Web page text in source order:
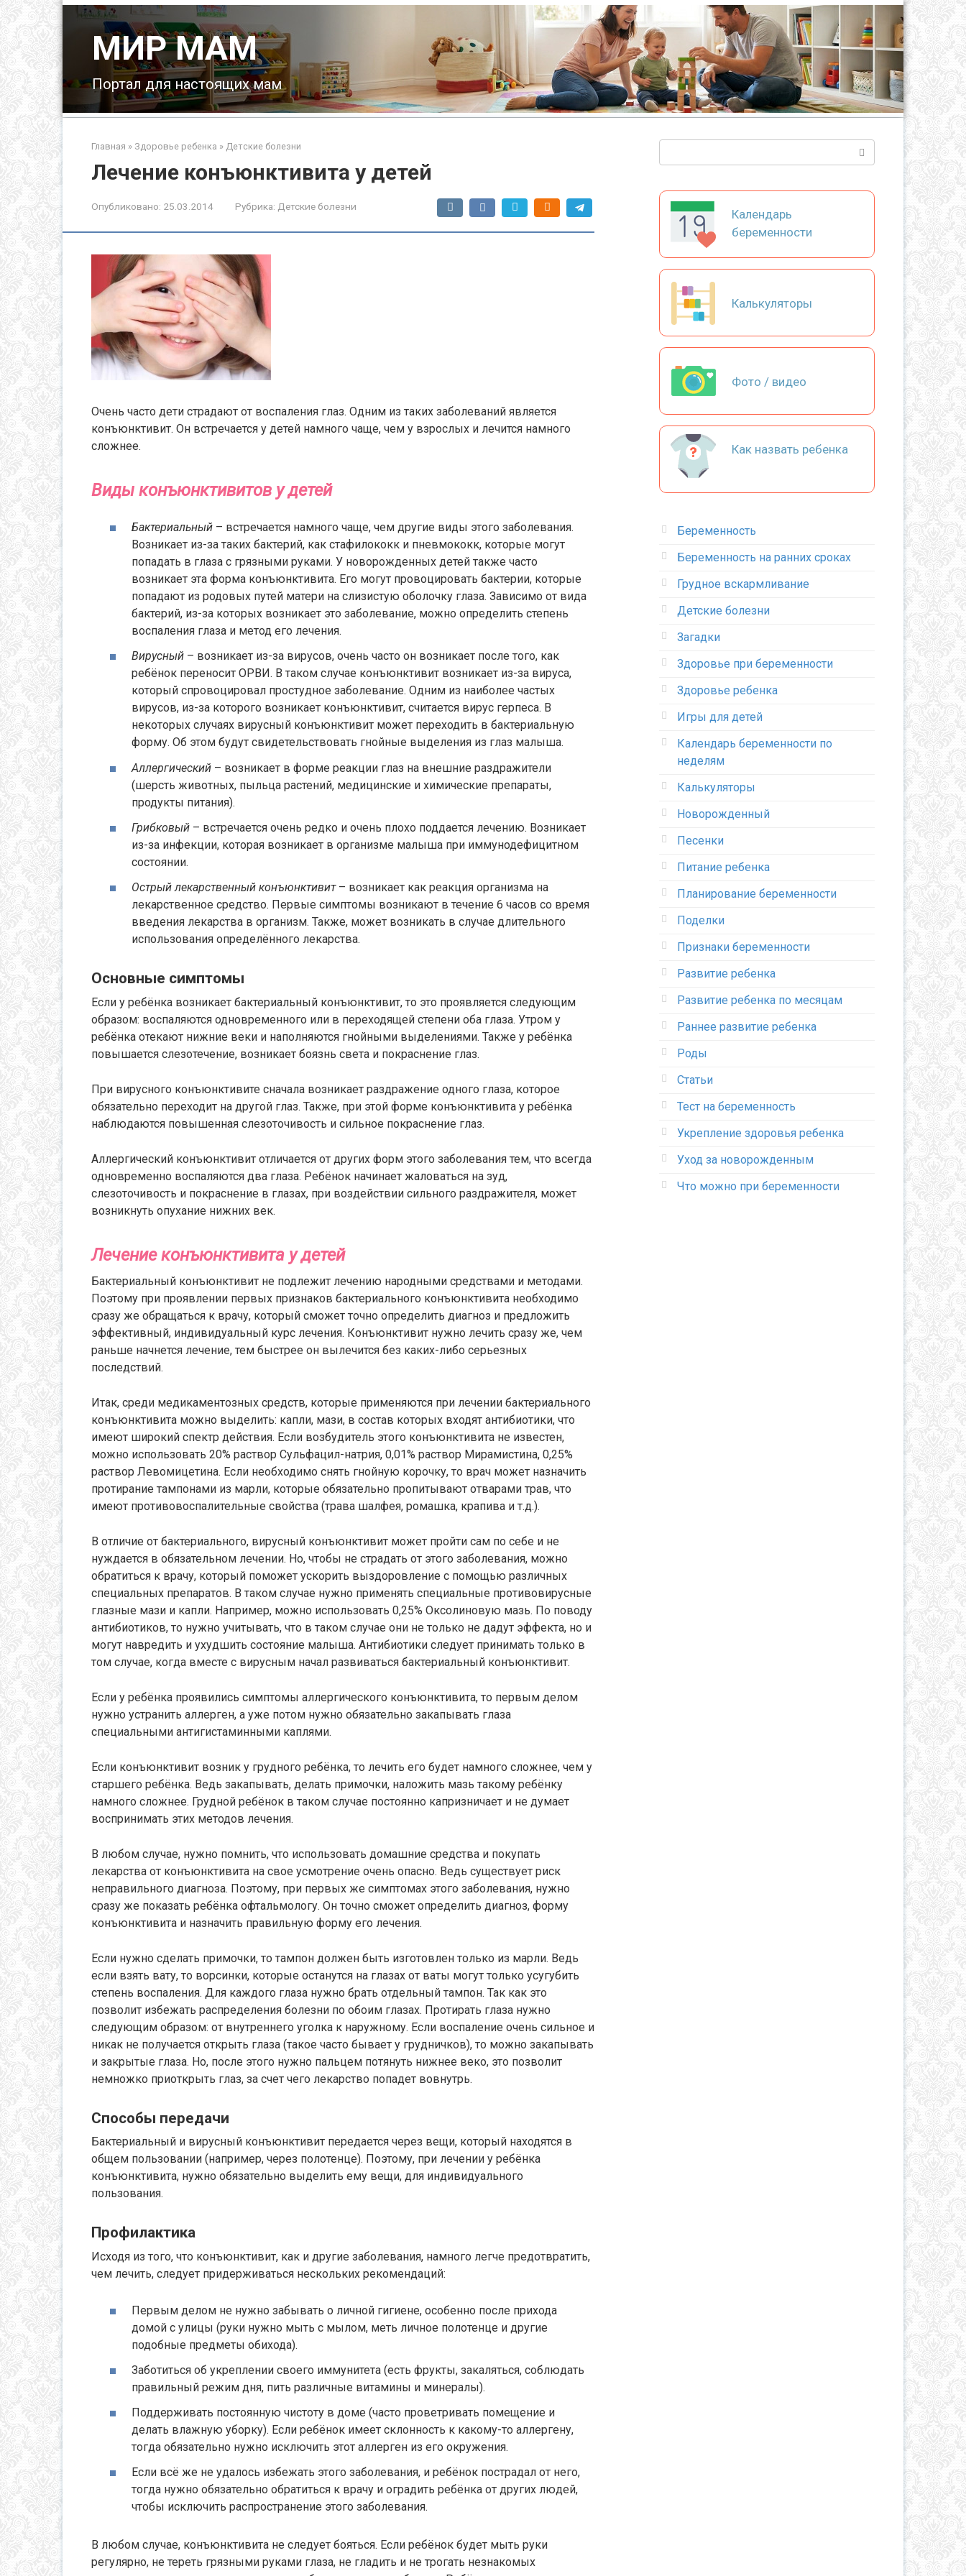
МИР МАМ
Портал для настоящих мам
Главная » Здоровье ребенка » Детские болезни
Лечение конъюнктивита у детей
Опубликовано: 25.03.2014 Рубрика: Детские болезни
Очень часто дети страдают от воспаления глаз. Одним из таких заболеваний является
конъюнктивит. Он встречается у детей намного чаще, чем у взрослых и лечится намного
сложнее.
Виды конъюнктивитов у детей
Бактериальный – встречается намного чаще, чем другие виды этого заболевания.
Возникает из-за таких бактерий, как стафилококк и пневмококк, которые могут
попадать в глаза с грязными руками. У новорожденных детей также часто
возникает эта форма конъюнктивита. Его могут провоцировать бактерии, которые
попадают из родовых путей матери на слизистую оболочку глаза. Зависимо от вида
бактерий, из-за которых возникает это заболевание, можно определить степень
воспаления глаза и метод его лечения.
Вирусный – возникает из-за вирусов, очень часто он возникает после того, как
ребёнок переносит ОРВИ. В таком случае конъюнктивит возникает из-за вируса,
который спровоцировал простудное заболевание. Одним из наиболее частых
вирусов, из-за которого возникает конъюнктивит, считается вирус герпеса. В
некоторых случаях вирусный конъюнктивит может переходить в бактериальную
форму. Об этом будут свидетельствовать гнойные выделения из глаз малыша.
Аллергический – возникает в форме реакции глаз на внешние раздражители
(шерсть животных, пыльца растений, медицинские и химические препараты,
продукты питания).
Грибковый – встречается очень редко и очень плохо поддается лечению. Возникает
из-за инфекции, которая возникает в организме малыша при иммунодефицитном
состоянии.
Острый лекарственный конъюнктивит– возникает как реакция организма на
лекарственное средство. Первые симптомы возникают в течение 6 часов со время
введения лекарства в организм. Также, может возникать в случае длительного
использования определённого лекарства.
Основные симптомы
Если у ребёнка возникает бактериальный конъюнктивит, то это проявляется следующим
образом: воспаляются одновременного или в переходящей степени оба глаза. Утром у
ребёнка отекают нижние веки и наполняются гнойными выделениями. Также у ребёнка
повышается слезотечение, возникает боязнь света и покраснение глаз.
При вирусного конъюнктивите сначала возникает раздражение одного глаза, которое
обязательно переходит на другой глаз. Также, при этой форме конъюнктивита у ребёнка
наблюдаются повышенная слезоточивость и сильное покраснение глаз.
Аллергический конъюнктивит отличается от других форм этого заболевания тем, что всегда
одновременно воспаляются два глаза. Ребёнок начинает жаловаться на зуд,
слезоточивость и покраснение в глазах, при воздействии сильного раздражителя, может
возникнуть опухание нижних век.
Лечение конъюнктивита у детей
Бактериальный конъюнктивит не подлежит лечению народными средствами и методами.
Поэтому при проявлении первых признаков бактериального конъюнктивита необходимо
сразу же обращаться к врачу, который сможет точно определить диагноз и предложить
эффективный, индивидуальный курс лечения. Конъюнктивит нужно лечить сразу же, чем
раньше начнется лечение, тем быстрее он вылечится без каких-либо серьезных
последствий.
Итак, среди медикаментозных средств, которые применяются при лечении бактериального
конъюнктивита можно выделить: капли, мази, в состав которых входят антибиотики, что
имеют широкий спектр действия. Если возбудитель этого конъюнктивита не известен,
можно использовать 20% раствор Сульфацил-натрия, 0,01% раствор Мирамистина, 0,25%
раствор Левомицетина. Если необходимо снять гнойную корочку, то врач может назначить
протирание тампонами из марли, которые обязательно пропитывают отварами трав, что
имеют противовоспалительные свойства (трава шалфея, ромашка, крапива и т.д.).
В отличие от бактериального, вирусный конъюнктивит может пройти сам по себе и не
нуждается в обязательном лечении. Но, чтобы не страдать от этого заболевания, можно
обратиться к врачу, который поможет ускорить выздоровление с помощью различных
специальных препаратов. В таком случае нужно применять специальные противовирусные
глазные мази и капли. Например, можно использовать 0,25% Оксолиновую мазь. По поводу
антибиотиков, то нужно учитывать, что в таком случае они не только не дадут эффекта, но и
могут навредить и ухудшить состояние малыша. Антибиотики следует принимать только в
том случае, когда вместе с вирусным начал развиваться бактериальный конъюнктивит.
Если у ребёнка проявились симптомы аллергического конъюнктивита, то первым делом
нужно устранить аллерген, а уже потом нужно обязательно закапывать глаза
специальными антигистаминными каплями.
Если конъюнктивит возник у грудного ребёнка, то лечить его будет намного сложнее, чем у
старшего ребёнка. Ведь закапывать, делать примочки, наложить мазь такому ребёнку
намного сложнее. Грудной ребёнок в таком случае постоянно капризничает и не думает
воспринимать этих методов лечения.
В любом случае, нужно помнить, что использовать домашние средства и покупать
лекарства от конъюнктивита на свое усмотрение очень опасно. Ведь существует риск
неправильного диагноза. Поэтому, при первых же симптомах этого заболевания, нужно
сразу же показать ребёнка офтальмологу. Он точно сможет определить диагноз, форму
конъюнктивита и назначить правильную форму его лечения.
Если нужно сделать примочки, то тампон должен быть изготовлен только из марли. Ведь
если взять вату, то ворсинки, которые останутся на глазах от ваты могут только усугубить
степень воспаления. Для каждого глаза нужно брать отдельный тампон. Так как это
позволит избежать распределения болезни по обоим глазах. Протирать глаза нужно
следующим образом: от внутреннего уголка к наружному. Если воспаление очень сильное и
никак не получается открыть глаза (такое часто бывает у грудничков), то можно закапывать
и закрытые глаза. Но, после этого нужно пальцем потянуть нижнее веко, это позволит
немножко приоткрыть глаз, за счет чего лекарство попадет вовнутрь.
Способы передачи
Бактериальный и вирусный конъюнктивит передается через вещи, который находятся в
общем пользовании (например, через полотенце). Поэтому, при лечении у ребёнка
конъюнктивита, нужно обязательно выделить ему вещи, для индивидуального
пользования.
Профилактика
Исходя из того, что конъюнктивит, как и другие заболевания, намного легче предотвратить,
чем лечить, следует придерживаться нескольких рекомендаций:
Первым делом не нужно забывать о личной гигиене, особенно после прихода
домой с улицы (руки нужно мыть с мылом, меть личное полотенце и другие
подобные предметы обихода).
Заботиться об укреплении своего иммунитета (есть фрукты, закаляться, соблюдать
правильный режим дня, пить различные витамины и минералы).
Поддерживать постоянную чистоту в доме (часто проветривать помещение и
делать влажную уборку). Если ребёнок имеет склонность к какому-то аллергену,
тогда обязательно нужно исключить этот аллерген из его окружения.
Если всё же не удалось избежать этого заболевания, и ребёнок пострадал от него,
тогда нужно обязательно обратиться к врачу и оградить ребёнка от других людей,
чтобы исключить распространение этого заболевания.
В любом случае, конъюнктивита не следует бояться. Если ребёнок будет мыть руки
регулярно, не тереть грязными руками глаза, не гладить и не трогать незнакомых
Календарь
беременности
Калькуляторы
Фото / видео
Как назвать ребенка
Беременность
Беременность на ранних сроках
Грудное вскармливание
Детские болезни
Загадки
Здоровье при беременности
Здоровье ребенка
Игры для детей
Календарь беременности по
неделям
Калькуляторы
Новорожденный
Песенки
Питание ребенка
Планирование беременности
Поделки
Признаки беременности
Развитие ребенка
Развитие ребенка по месяцам
Раннее развитие ребенка
Роды
Статьи
Тест на беременность
Укрепление здоровья ребенка
Уход за новорожденным
Что можно при беременности